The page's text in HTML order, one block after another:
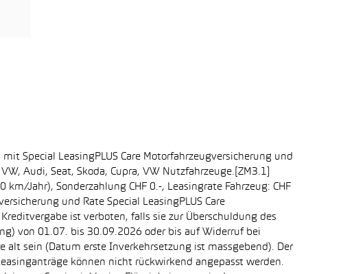
Special LeasingPLUS Care Motorfahrzeugversicherung und
Audi, Seat, Skoda, Cupra, VW Nutzfahrzeuge.[ZM3.1]
Jahr), Sonderzahlung CHF 0.-, Leasingrate Fahrzeug: CHF
und Rate Special LeasingPLUS Care
ist verboten, falls sie zur Überschuldung des
von 01.07. bis 30.09.2026 oder bis auf Widerruf bei
alt sein (Datum erste Inverkehrsetzung ist massgebend). Der
können nicht rückwirkend angepasst werden.